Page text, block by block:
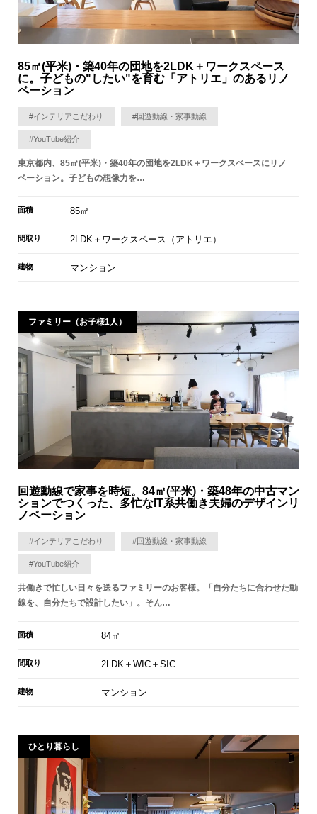
85㎡(平米)・築40年の団地を2LDK＋ワークスペース
に。子どもの"したい"を育む「アトリエ」のあるリノ
ベーション
#インテリアこだわり #回遊動線・家事動線
#YouTube紹介
東京都内、85㎡(平米)・築40年の団地を2LDK＋ワークスペースにリノ
ベーション。子どもの想像力を…
面積 85㎡
間取り 2LDK＋ワークスペース（アトリエ）
建物 マンション
ファミリー（お子様1人）
回遊動線で家事を時短。84㎡(平米)・築48年の中古マン
ションでつくった、多忙なIT系共働き夫婦のデザインリ
ノベーション
#インテリアこだわり #回遊動線・家事動線
#YouTube紹介
共働きで忙しい日々を送るファミリーのお客様。「自分たちに合わせた動
線を、自分たちで設計したい」。そん…
面積 84㎡
間取り 2LDK＋WIC＋SIC
建物 マンション
ひとり暮らし